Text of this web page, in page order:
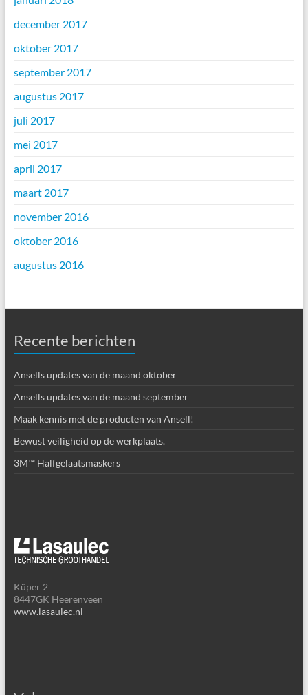
december 2017
oktober 2017
september 2017
augustus 2017
juli 2017
mei 2017
april 2017
maart 2017
november 2016
oktober 2016
augustus 2016
Recente berichten
Ansells updates van de maand oktober
Ansells updates van de maand september
Maak kennis met de producten van Ansell!
Bewust veiligheid op de werkplaats.
3M™ Halfgelaatsmaskers
Kûper 2
8447GK Heerenveen
www.lasaulec.nl